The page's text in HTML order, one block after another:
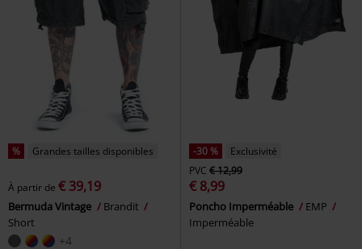
% Grandes tailles disponibles
À partir de € 39,19
Bermuda Vintage
Brandit
Short
+4
-30 %
Exclusivité
PVC € 12,99
€ 8,99
Poncho Imperméable
EMP
Imperméable